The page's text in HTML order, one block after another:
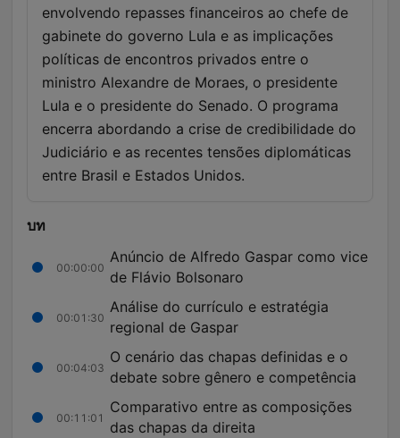
envolvendo repasses financeiros ao chefe de
gabinete do governo Lula e as implicações
políticas de encontros privados entre o
ministro Alexandre de Moraes, o presidente
Lula e o presidente do Senado. O programa
encerra abordando a crise de credibilidade do
Judiciário e as recentes tensões diplomáticas
entre Brasil e Estados Unidos.
บท
00:00:00
Anúncio de Alfredo Gaspar como vice
de Flávio Bolsonaro
00:01:30
Análise do currículo e estratégia
regional de Gaspar
00:04:03
O cenário das chapas definidas e o
debate sobre gênero e competência
00:11:01
Comparativo entre as composições
das chapas da direita